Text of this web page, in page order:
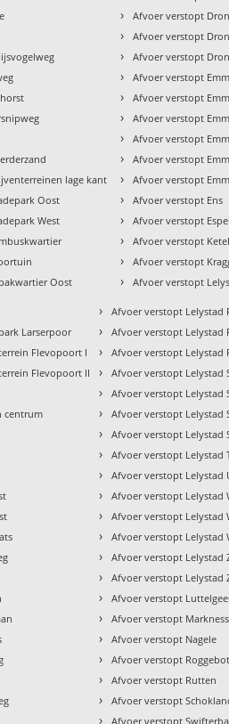
lage kant
Oost
West
Oost
› Afvoer verstopt
› Afvoer verstopt
› Afvoer verstopt
› Afvoer verstopt
› Afvoer verstopt
› Afvoer verstopt
› Afvoer verstopt
› Afvoer verstopt
› Afvoer verstopt
› Afvoer verstopt Ens
› Afvoer verstopt Espel
› Afvoer verstopt
› Afvoer verstopt
› Afvoer verstopt
Larserpoor
Flevopoort I
Flevopoort II
centrum
› Afvoer verstopt Lelystad
› Afvoer verstopt Lelystad
› Afvoer verstopt Lelystad
› Afvoer verstopt Lelystad
› Afvoer verstopt Lelystad
› Afvoer verstopt Lelystad
› Afvoer verstopt Lelystad
› Afvoer verstopt Lelystad
› Afvoer verstopt Lelystad
› Afvoer verstopt Lelystad
› Afvoer verstopt Lelystad
› Afvoer verstopt Lelystad
› Afvoer verstopt Lelystad
› Afvoer verstopt Lelystad
› Afvoer verstopt
› Afvoer verstopt
› Afvoer verstopt Nagele
› Afvoer verstopt
› Afvoer verstopt Rutten
› Afvoer verstopt
› Afvoer verstopt